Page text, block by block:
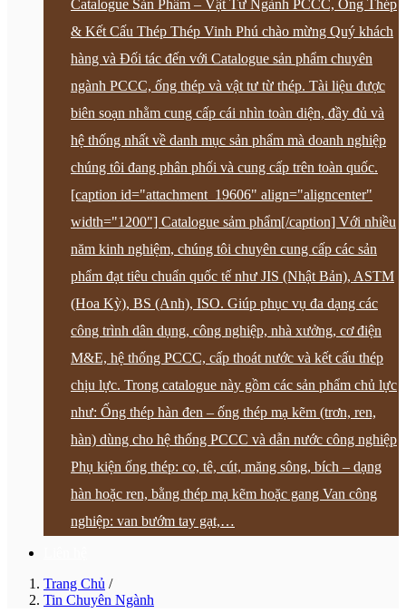
Catalogue Sản Phẩm – Vật Tư Ngành PCCC, Ống Thép
& Kết Cấu Thép Thép Vinh Phú chào mừng Quý khách
hàng và Đối tác đến với Catalogue sản phẩm chuyên
ngành PCCC, ống thép và vật tư từ thép. Tài liệu được
biên soạn nhằm cung cấp cái nhìn toàn diện, đầy đủ và
hệ thống nhất về danh mục sản phẩm mà doanh nghiệp
chúng tôi đang phân phối và cung cấp trên toàn quốc.
[caption id="attachment_19606" align="aligncenter"
width="1200"] Catalogue sảm phẩm[/caption] Với nhiều
năm kinh nghiệm, chúng tôi chuyên cung cấp các sản
phẩm đạt tiêu chuẩn quốc tế như JIS (Nhật Bản), ASTM
(Hoa Kỳ), BS (Anh), ISO. Giúp phục vụ đa dạng các
công trình dân dụng, công nghiệp, nhà xưởng, cơ điện
M&E, hệ thống PCCC, cấp thoát nước và kết cấu thép
chịu lực. Trong catalogue này gồm các sản phẩm chủ lực
như: Ống thép hàn đen – ống thép mạ kẽm (trơn, ren,
hàn) dùng cho hệ thống PCCC và dẫn nước công nghiệp
Phụ kiện ống thép: co, tê, cút, măng sông, bích – dạng
hàn hoặc ren, bằng thép mạ kẽm hoặc gang Van công
nghiệp: van bướm tay gạt,…
Trang Chủ /
Tin Chuyên Ngành